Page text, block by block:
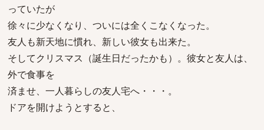
っていたが
徐々に少なくなり、ついには全くこなくなった。
友人も新天地に慣れ、新しい彼女も出来た。
そしてクリスマス（誕生日だったかも）。彼女と友人は、
外で食事を
済ませ、一人暮らしの友人宅へ・・・。
ドアを開けようとすると、